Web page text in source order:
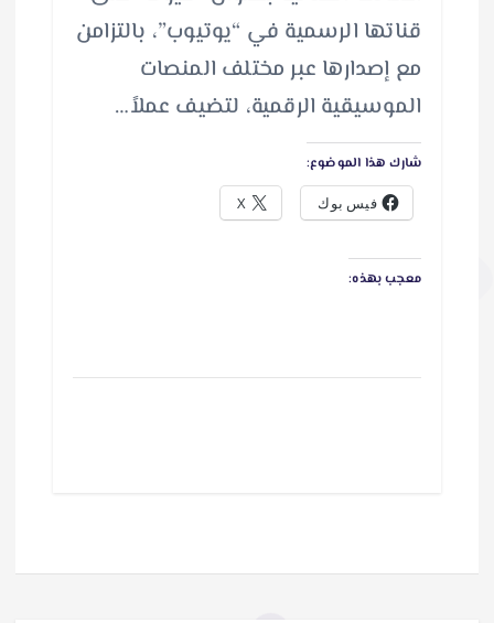
قناتها الرسمية في “يوتيوب”، بالتزامن
مع إصدارها عبر مختلف المنصات
الموسيقية الرقمية، لتضيف عملاً…
شارك هذا الموضوع:
فيس بوك X
معجب بهذه: